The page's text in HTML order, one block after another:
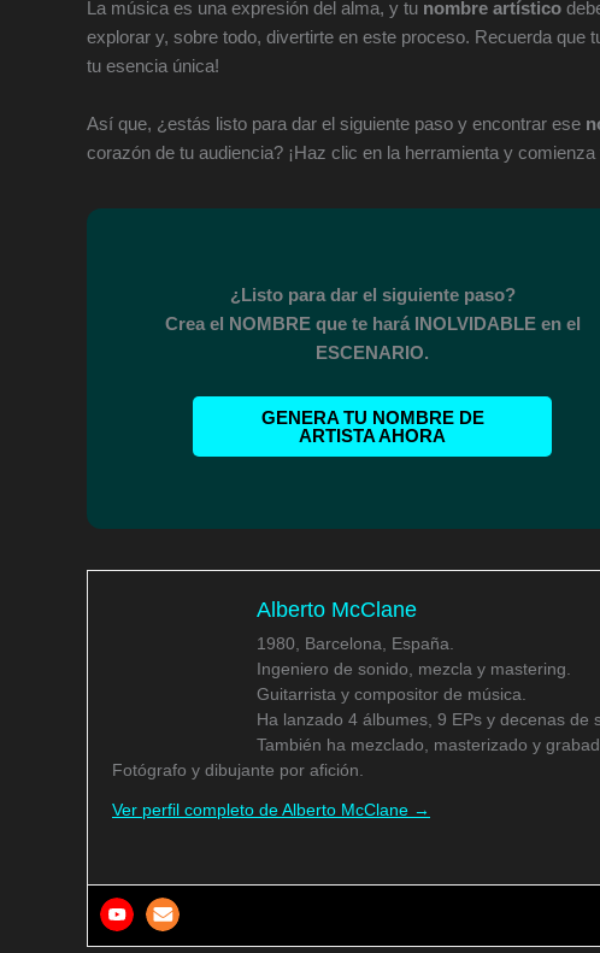
La música es una expresión del alma, y tu nombre artístico
explorar y, sobre todo, divertirte en este proceso. Recuerda que
tu esencia única!
Así que, ¿estás listo para dar el siguiente paso y encontrar ese
corazón de tu audiencia? ¡Haz clic en la herramienta y
¿Listo para dar el siguiente paso?
Crea el NOMBRE que te hará INOLVIDABLE en el
ESCENARIO.
GENERA TU NOMBRE DE
ARTISTA AHORA
Alberto McClane
1980, Barcelona, España.
Ingeniero de sonido, mezcla y mastering.
Guitarrista y compositor de música.
Ha lanzado 4 álbumes, 9 EPs y decenas de
También ha mezclado, masterizado y
Fotógrafo y dibujante por afición.
Ver perfil completo de Alberto McClane →